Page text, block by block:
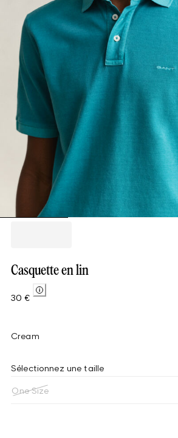
Casquette en lin
30 €
Cream
Sélectionnez une taille
One Size